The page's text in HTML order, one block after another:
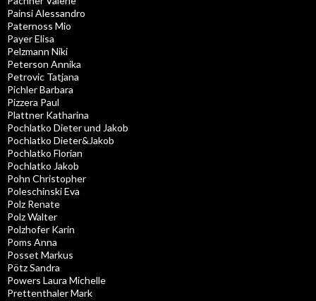
Painsi Alessandro
Paternoss Mio
Payer Elisa
Pelzmann Niki
Peterson Annika
Petrovic Tatjana
Pichler Barbara
Pizzera Paul
Plattner Katharina
Pochlatko Dieter und Jakob
Pochlatko Dieter&Jakob
Pochlatko Florian
Pochlatko Jakob
Pohn Christopher
Poleschinski Eva
Polz Renate
Polz Walter
Polzhofer Karin
Poms Anna
Posset Markus
Pötz Sandra
Powers Laura Michelle
Prettenthaler Mark